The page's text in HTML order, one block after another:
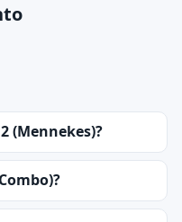
(Mennekes)?